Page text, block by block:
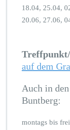
18.04, 25.04,
20.06, 27.06,
auf dem
Auch in
Buntberg:
montags bis